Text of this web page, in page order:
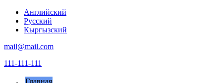
Английский
Русский
Кыргызский
mail@mail.com
111-111-111
Главная